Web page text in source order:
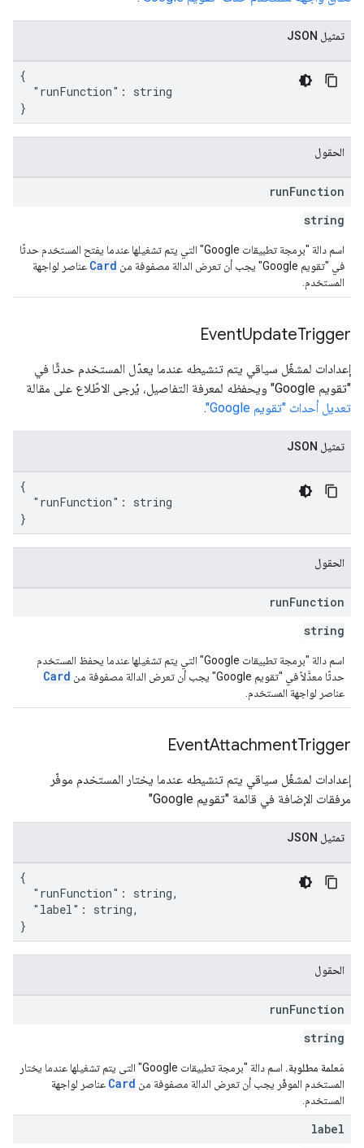
تمثيل JSON
{
  "runFunction": string
}
الحقول
runFunction
string
اسم دالة "برمجة تطبيقات Google" التي يتم تشغيلها عندما يفتح المستخدم حدثًا
في "تقويم Google" يجب أن تعرض الدالة مصفوفة من
Card عناصر لواجهة
المستخدم.
EventUpdateTrigger
إعدادات لمشغّل سياقي يتم تنشيطه عندما يعدّل المستخدم حدثًا في
"تقويم Google" ويحفظه لمعرفة التفاصيل، يُرجى الاطّلاع على مقالة
تعديل أحداث "تقويم Google"
.
تمثيل JSON
{
  "runFunction": string
}
الحقول
runFunction
string
اسم دالة "برمجة تطبيقات Google" التي يتم تشغيلها عندما يحفظ المستخدم
حدثًا معدَّلاً في "تقويم Google" يجب أن تعرض الدالة مصفوفة من
Card
عناصر لواجهة المستخدم.
EventAttachmentTrigger
إعدادات لمشغّل سياقي يتم تنشيطه عندما يختار المستخدم موفّر
مرفقات الإضافة في قائمة "تقويم Google"
تمثيل JSON
{
  "runFunction": string,
  "label": string,
}
الحقول
runFunction
string
مَعلمة مطلوبة.
اسم دالة "برمجة تطبيقات Google" التي يتم تشغيلها عندما يختار
المستخدم الموفّر يجب أن تعرض الدالة مصفوفة من Card عناصر لواجهة
المستخدم.
label